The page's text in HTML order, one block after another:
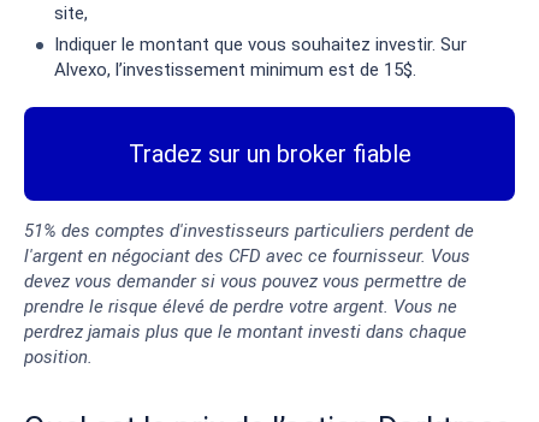
site,
Indiquer le montant que vous souhaitez investir. Sur
Alvexo, l’investissement minimum est de 15$.
Tradez sur un broker fiable
51% des comptes d'investisseurs particuliers perdent de
l'argent en négociant des CFD avec ce fournisseur. Vous
devez vous demander si vous pouvez vous permettre de
prendre le risque élevé de perdre votre argent. Vous ne
perdrez jamais plus que le montant investi dans chaque
position.